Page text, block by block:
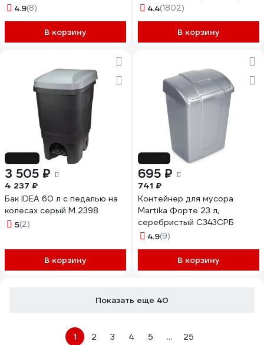
4.9(8)
В корзину
сталь, , 232263
4.4(1802)
В корзину
3 505 ₽
4 237 ₽
Бак IDEA 60 л с педалью на
колесах серый М 2398
5(2)
В корзину
695 ₽
741 ₽
Контейнер для мусора
Martika Форте 23 л,
серебристый С343СРБ
4.9(9)
В корзину
Показать еще 40
1 2 3 4 5 ... 25